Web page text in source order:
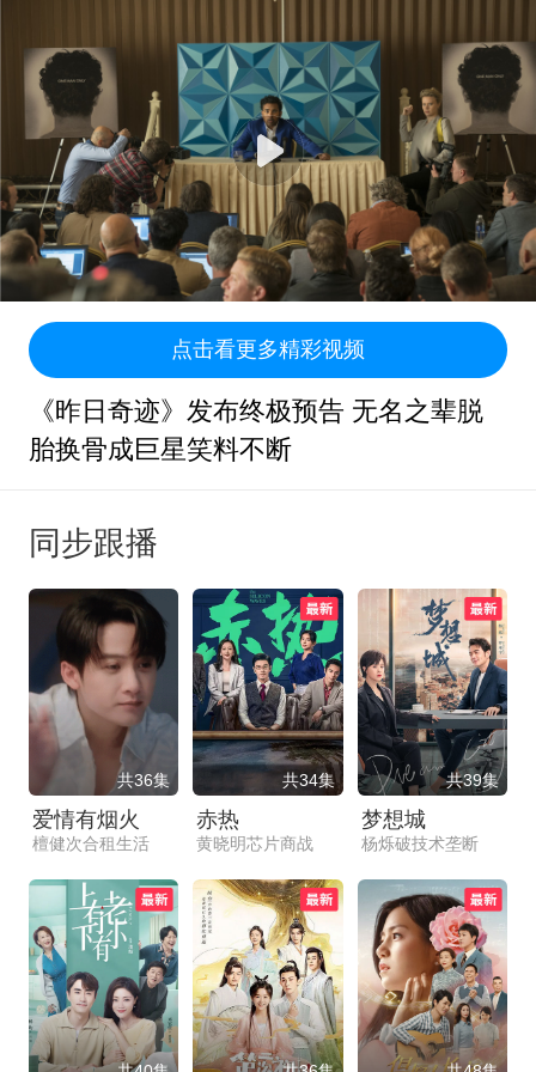
点击看更多精彩视频
《昨日奇迹》发布终极预告 无名之辈脱
胎换骨成巨星笑料不断
同步跟播
共36集
爱情有烟火
檀健次合租生活
共34集
赤热
黄晓明芯片商战
共39集
梦想城
杨烁破技术垄断